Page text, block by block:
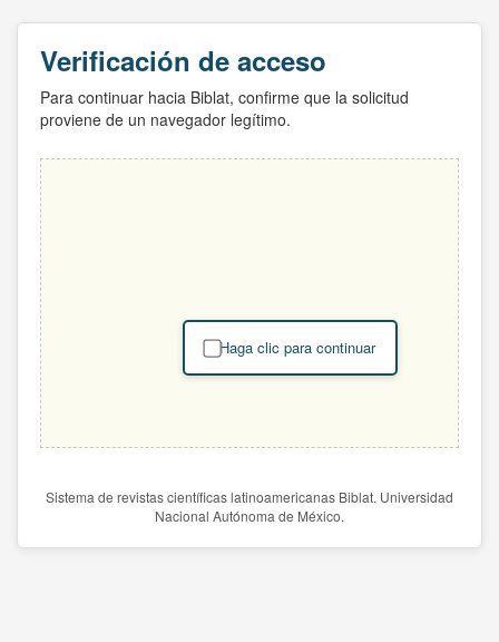
Verificación de acceso
Para continuar hacia Biblat, confirme que la solicitud
proviene de un navegador legítimo.
Haga clic para continuar
Sistema de revistas científicas latinoamericanas Biblat. Universidad
Nacional Autónoma de México.